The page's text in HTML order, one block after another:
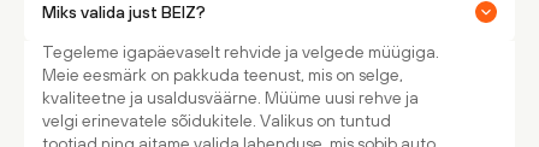
Miks valida just BEIZ?
Tegeleme igapäevaselt rehvide ja velgede müügiga.
Meie eesmärk on pakkuda teenust, mis on selge,
kvaliteetne ja usaldusväärne. Müüme uusi rehve ja
velgi erinevatele sõidukitele. Valikus on tuntud